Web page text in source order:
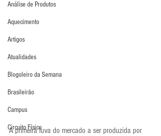
Análise de Produtos
Aquecimento
Artigos
Atualidades
Blogoleiro da Semana
Brasileirão
Campus
Circuito Físico
A primeira luva do mercado a ser produzida por